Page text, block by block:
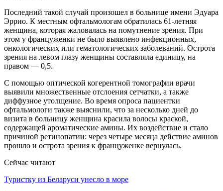
Последний такой случай произошел в больнице имени Эдуара
Эррио. К местным офтальмологам обратилась 61-летняя
женщина, которая жаловалась на помутнение зрения. При
этом у француженки не было выявлено инфекционных,
онкологических или гематологических заболеваний. Острота
зрения на левом глазу женщины составляла единицу, на
правом — 0,5.
С помощью оптической когерентной томографии врачи
выявили множественные отслоения сетчатки, а также
диффузное утолщение. Во время опроса пациентки
офтальмологи также выяснили, что за несколько дней до
визита в больницу женщина красила волосы краской,
содержащей ароматические амины. Их воздействие и стало
причиной ретинопатии: через четыре месяца действие аминов
прошло и острота зрения к француженке вернулась.
Сейчас читают
Туристку из Беларуси унесло в море